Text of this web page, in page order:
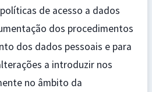
de acesso a dados
dos procedimentos
dos dados pessoais e para
a introduzir nos
no âmbito da